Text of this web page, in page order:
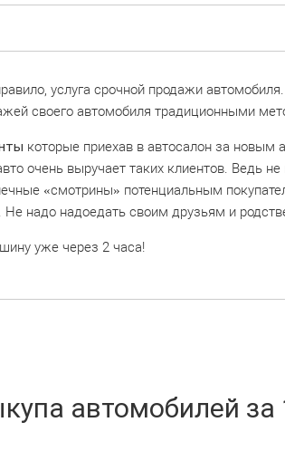
услуга срочной продажи
своего автомобиля традиционными
которые приехав в автосалон за новым
очень выручает таких клиентов. Ведь
«смотрины» потенциальным
Не надо надоедать своим друзьям и
уже через 2 часа!
автомобилей